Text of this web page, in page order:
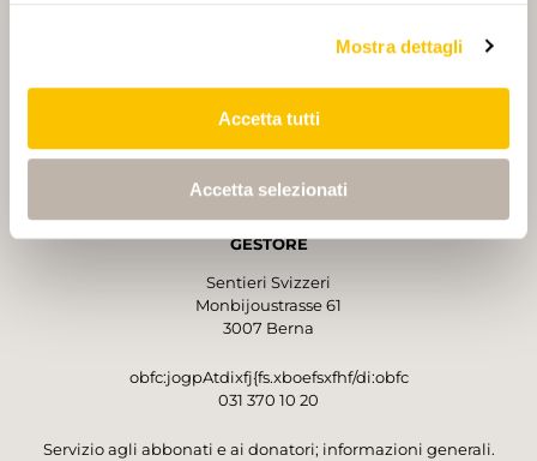
Mostra dettagli
Accetta tutti
Accetta selezionati
GESTORE
Sentieri Svizzeri
Monbijoustrasse 61
3007 Berna
obfc:jogpAtdixfj{fs.xboefsxfhf/di:obfc
031 370 10 20
Servizio agli abbonati e ai donatori; informazioni generali.